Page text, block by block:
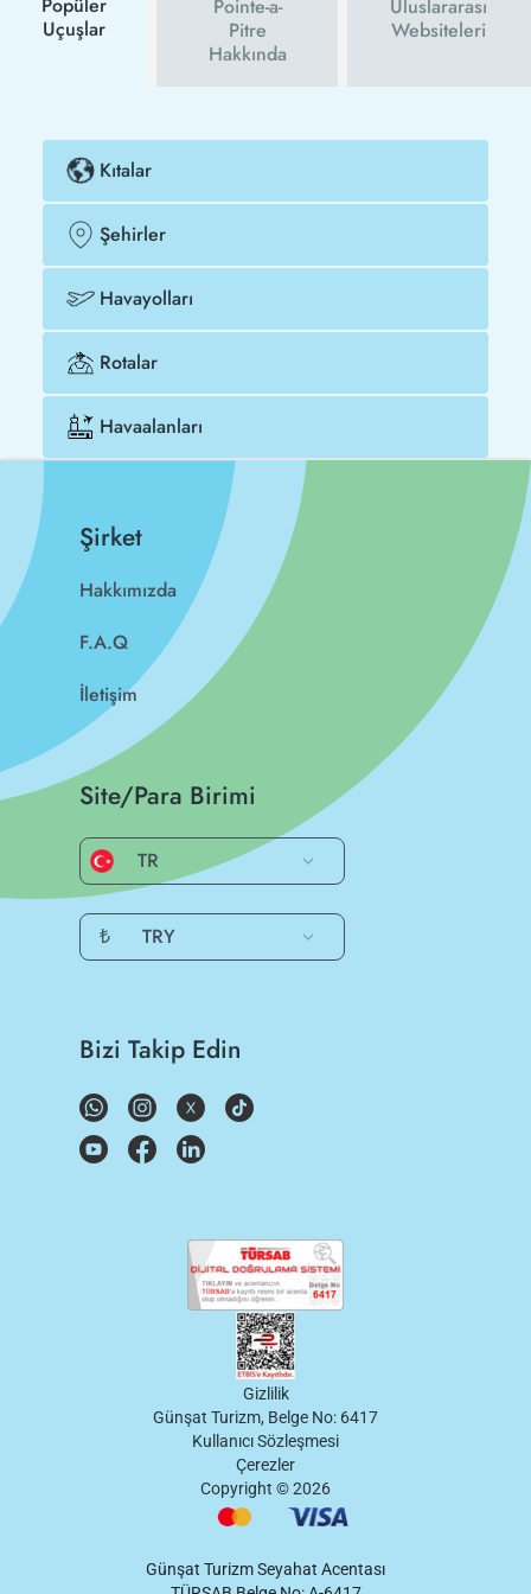
Uçuşlar
Pointe-a-
Pitre
Hakkında
Uluslararası
Websiteleri
Kıtalar
Şehirler
Havayolları
Rotalar
Havaalanları
Şirket
Hakkımızda
F.A.Q
İletişim
Site/Para Birimi
TR
₺ TRY
Bizi Takip Edin
Gizlilik
Günşat Turizm, Belge No: 6417
Kullanıcı Sözleşmesi
Çerezler
Copyright ©2026
Günşat Turizm Seyahat Acentası